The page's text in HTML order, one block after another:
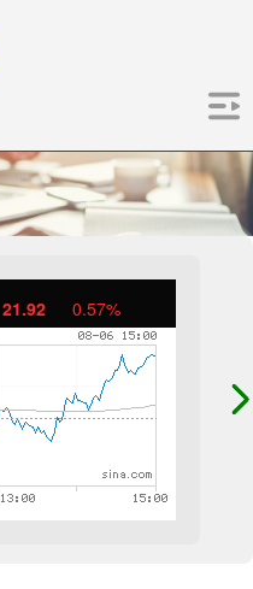
21.92 0.57%